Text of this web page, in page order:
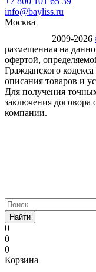
info@bayliss.ru
Москва
2009-2026
размещенная на
офертой,
Гражданского
описания товаров и
Для получения
заключения договора
компании.
Найти
0
0
0
Корзина